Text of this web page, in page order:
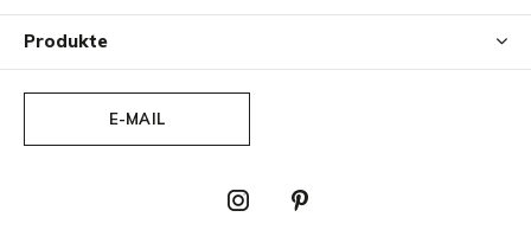
Produkte
E-MAIL